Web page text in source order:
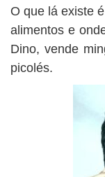
O que lá existe
alimentos e
Dino, vende
picolés.